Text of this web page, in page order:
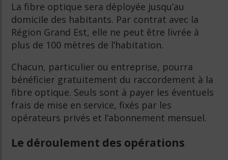
La fibre optique sera déployée jusqu’au
domicile des habitants. Par contrat avec la
Région Grand Est, elle ne peut être livrée à
plus de 100 mètres de l’habitation.
Chacun, particulier ou entreprise, pourra
bénéficier gratuitement du raccordement à la
fibre optique. Seuls sont à payer les éventuels
frais de mise en service, fixés par les
opérateurs privés et l’abonnement mensuel.
Le déroulement des opérations